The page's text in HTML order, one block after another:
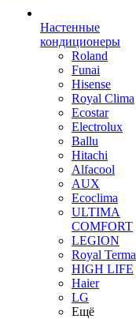
Настенные
кондиционеры
Roland
Funai
Hisense
Royal Clima
Ecostar
Electrolux
Ballu
Hitachi
Alfacool
AUX
Ecoclima
ULTIMA
COMFORT
LEGION
Royal Terma
HIGH LIFE
Haier
LG
Ещё